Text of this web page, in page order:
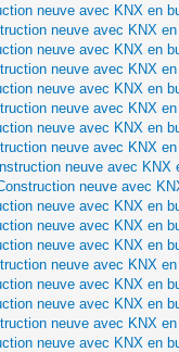
neuve avec KNX en
neuve avec KNX
neuve avec KNX en
neuve avec KNX
neuve avec KNX en
neuve avec KNX
neuve avec KNX en
neuve avec KNX
neuve avec KNX
neuve avec
neuve avec KNX en
neuve avec KNX en
neuve avec KNX en
neuve avec KNX
neuve avec KNX en
neuve avec KNX en
neuve avec KNX
neuve avec KNX en